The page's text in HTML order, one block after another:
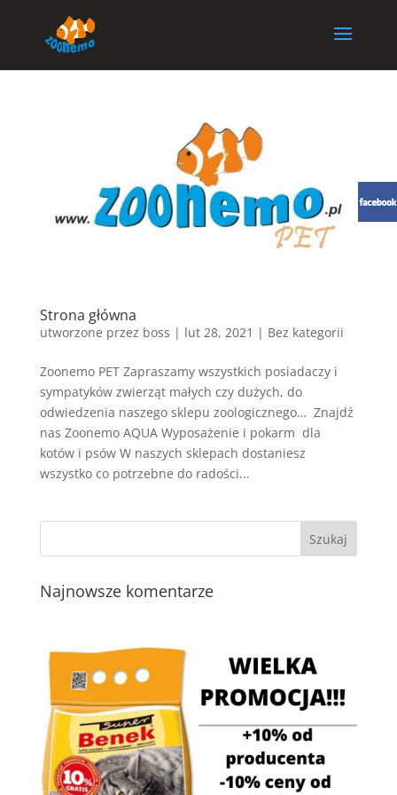
Strona główna
utworzone przez boss | lut 28, 2021 | Bez kategorii
Zoonemo PET Zapraszamy wszystkich posiadaczy i
sympatyków zwierząt małych czy dużych, do
odwiedzenia naszego sklepu zoologicznego… Znajdź
nas Zoonemo AQUA Wyposażenie i pokarm dla
kotów i psów W naszych sklepach dostaniesz
wszystko co potrzebne do radości...
Najnowsze komentarze